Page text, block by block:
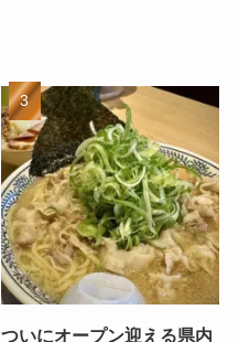
ついにオープン迎える県内